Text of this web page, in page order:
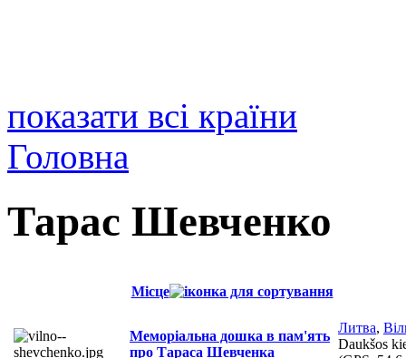
показати всі країни
Головна
Тарас Шевченко
Місце
Меморіальна дошка в пам'ять
про Тараса Шевченка
Литва,
Daukšos